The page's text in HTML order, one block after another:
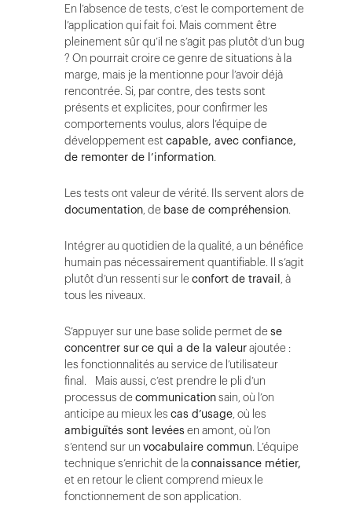
En l’absence de tests, c’est le comportement de
l’application qui fait foi. Mais comment être
pleinement sûr qu’il ne s’agit pas plutôt d’un bug
? On pourrait croire ce genre de situations à la
marge, mais je la mentionne pour l’avoir déjà
rencontrée. Si, par contre, des tests sont
présents et explicites, pour confirmer les
comportements voulus, alors l’équipe de
développement estcapable, avec confiance,
de remonter de l’information.
Les tests ont valeur de vérité. Ils servent alors de
documentation, de base de compréhension.
Intégrer au quotidien de la qualité, a un bénéfice
humain pas nécessairement quantifiable. Il s’agit
plutôt d’un ressenti sur leconfort de travail, à
tous les niveaux.
S’appuyer sur une base solide permet dese
concentrer surce qui a de la valeurajoutée :
les fonctionnalités au service de l’utilisateur
final. Mais aussi, c’est prendre le pli d’un
processus decommunicationsain, où l’on
anticipe au mieux les cas d’usage, où les
ambiguïtés sont levées en amont, où l’on
s’entend sur un vocabulaire commun. L’équipe
technique s’enrichit de laconnaissance métier,
et en retour le client comprend mieux le
fonctionnement de son application.